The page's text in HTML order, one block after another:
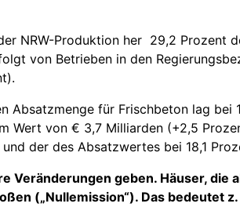
NRW-Produktion her 29,2 Prozent
von Betrieben in den
Absatzmenge für Frischbeton lag
Wert von € 3,7 Milliarden (+2,5
der des Absatzwertes bei 18,1
Veränderungen geben. Häuser,
(„Nullemission“). Das